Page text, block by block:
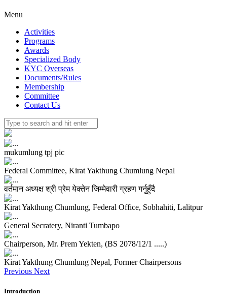
Menu
Activities
Programs
Awards
Specialized Body
KYC Overseas
Documents/Rules
Membership
Committee
Contact Us
mukumlung tpj pic
Federal Committee, Kirat Yakthung Chumlung Nepal
वर्तमान अध्यक्ष श्री प्रेम येक्तेन जिम्मेवारी ग्रहण गर्नुहुँदै
Kirat Yakthung Chumlung, Federal Office, Sobhahiti, Lalitpur
General Secratery, Niranti Tumbapo
Chairperson, Mr. Prem Yekten, (BS 2078/12/1 .....)
Kirat Yakthung Chumlung Nepal, Former Chairpersons
Previous Next
Introduction